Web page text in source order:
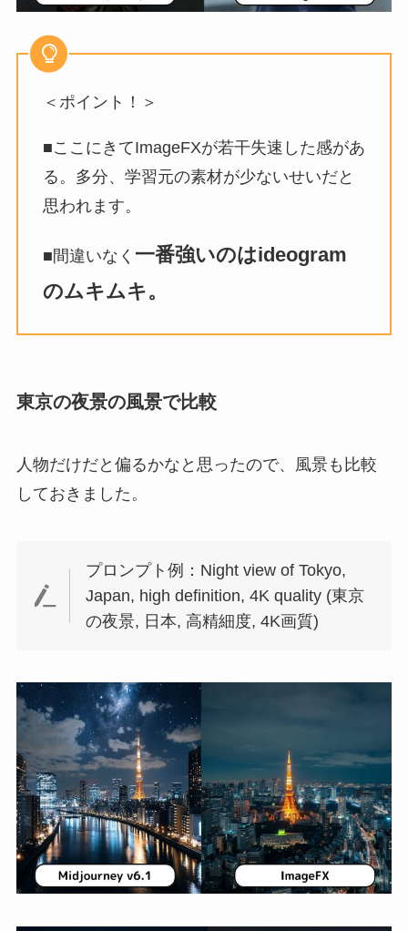
＜ポイント！＞
■ここにきてImageFXが若干失速した感があ
る。多分、学習元の素材が少ないせいだと
思われます。
■間違いなく 一番強いのはideogram
のムキムキ。
東京の夜景の風景で比較
人物だけだと偏るかなと思ったので、風景も比較
しておきました。
プロンプト例：Night view of Tokyo,
Japan, high definition, 4K quality (東京
の夜景, 日本, 高精細度, 4K画質)